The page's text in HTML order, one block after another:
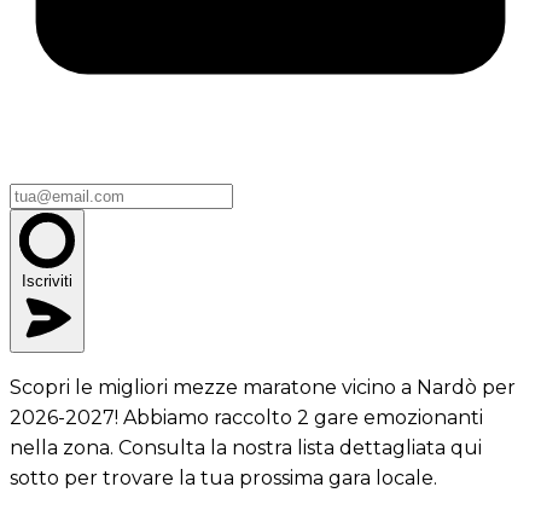
Iscriviti
Scopri le migliori mezze maratone vicino a Nardò per
2026-2027! Abbiamo raccolto 2 gare emozionanti
nella zona. Consulta la nostra lista dettagliata qui
sotto per trovare la tua prossima gara locale.